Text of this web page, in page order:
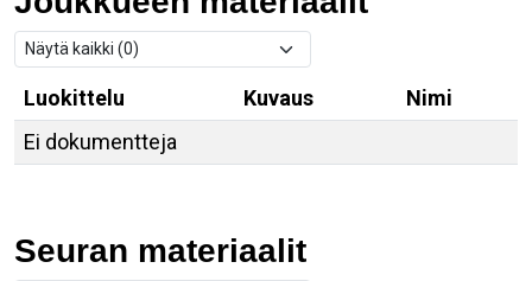
Luokittelu Kuvaus
Nimi
Ei dokumentteja
Seuran materiaalit